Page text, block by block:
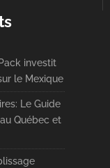
investit
le Mexique
Le Guide
Québec et